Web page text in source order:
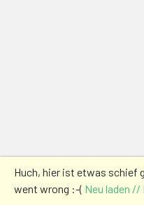
Huch, hier ist etwas schief
went wrong :-( Neu laden //